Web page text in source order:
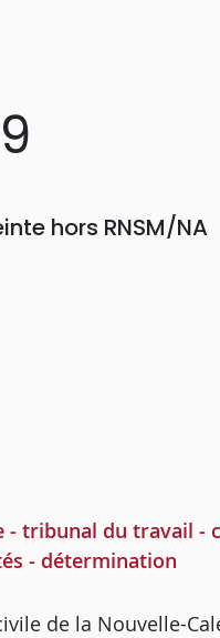
hors RNSM/NA
- tribunal du travail -
- détermination
de la Nouvelle-